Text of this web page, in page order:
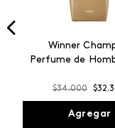
Winner
Perfume de
$34.000 $32.
Agregar